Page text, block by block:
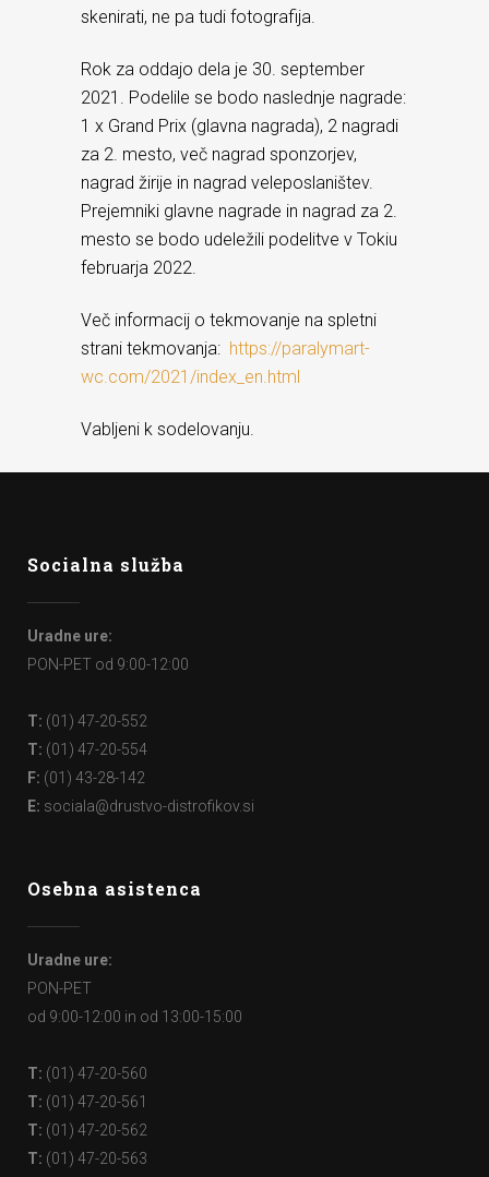
skenirati, ne pa tudi fotografija.
Rok za oddajo dela je 30. september
2021. Podelile se bodo naslednje nagrade:
1 x Grand Prix (glavna nagrada), 2 nagradi
za 2. mesto, več nagrad sponzorjev,
nagrad žirije in nagrad veleposlaništev.
Prejemniki glavne nagrade in nagrad za 2.
mesto se bodo udeležili podelitve v Tokiu
februarja 2022.
Več informacij o tekmovanje na spletni
strani tekmovanja: https://paralymart-
wc.com/2021/index_en.html
Vabljeni k sodelovanju.
Socialna služba
Uradne ure:
PON-PET od 9:00-12:00
T: (01) 47-20-552
T: (01) 47-20-554
F: (01) 43-28-142
E: sociala@drustvo-distrofikov.si
Osebna asistenca
Uradne ure:
PON-PET
od 9:00-12:00 in od 13:00-15:00
T: (01) 47-20-560
T: (01) 47-20-561
T: (01) 47-20-562
T: (01) 47-20-563